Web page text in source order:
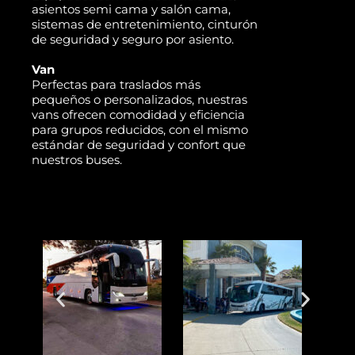
asientos semi cama y salón cama,
sistemas de entretenimiento, cinturón
de seguridad y seguro por asiento.
Van
Perfectas para traslados más
pequeños o personalizados, nuestras
vans ofrecen comodidad y eficiencia
para grupos reducidos, con el mismo
estándar de seguridad y confort que
nuestros buses.